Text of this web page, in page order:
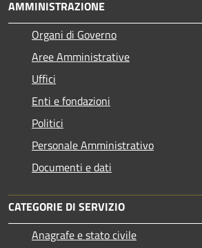
AMMINISTRAZIONE
Organi di Governo
Aree Amministrative
Uffici
Enti e fondazioni
Politici
Personale Amministrativo
Documenti e dati
CATEGORIE DI SERVIZIO
Anagrafe e stato civile